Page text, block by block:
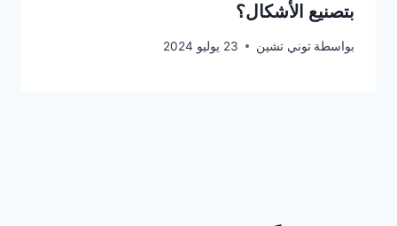
بتصنيع الأشكال؟
بواسطة توني تشين 23 يوليو 2024